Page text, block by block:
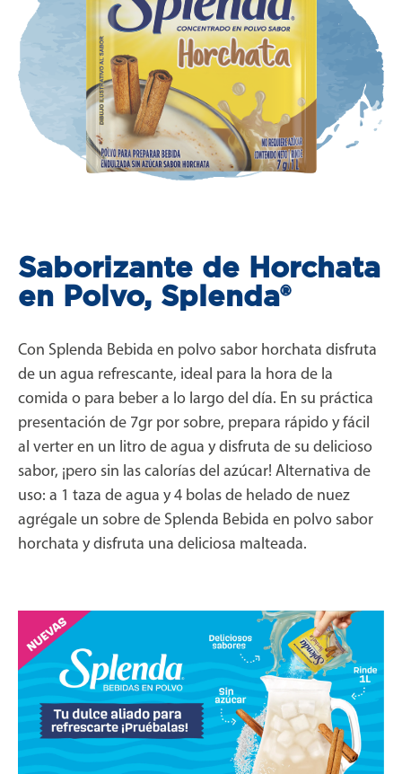
Saborizante de Horchata
en Polvo, Splenda®
Con Splenda Bebida en polvo sabor horchata disfruta
de un agua refrescante, ideal para la hora de la
comida o para beber a lo largo del día. En su práctica
presentación de 7gr por sobre, prepara rápido y fácil
al verter en un litro de agua y disfruta de su delicioso
sabor, ¡pero sin las calorías del azúcar! Alternativa de
uso: a 1 taza de agua y 4 bolas de helado de nuez
agrégale un sobre de Splenda Bebida en polvo sabor
horchata y disfruta una deliciosa malteada.